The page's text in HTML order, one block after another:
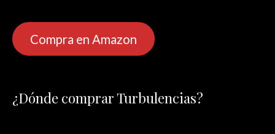
Compra en Amazon
¿Dónde comprar Turbulencias?